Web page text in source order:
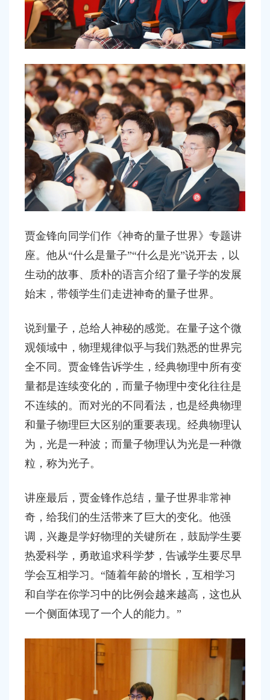
贾金锋向同学们作《神奇的量子世界》专题讲
座。他从“什么是量子”“什么是光”说开去，以
生动的故事、质朴的语言介绍了量子学的发展
始末，带领学生们走进神奇的量子世界。
说到量子，总给人神秘的感觉。在量子这个微
观领域中，物理规律似乎与我们熟悉的世界完
全不同。贾金锋告诉学生，经典物理中所有变
量都是连续变化的，而量子物理中变化往往是
不连续的。而对光的不同看法，也是经典物理
和量子物理巨大区别的重要表现。经典物理认
为，光是一种波；而量子物理认为光是一种微
粒，称为光子。
讲座最后，贾金锋作总结，量子世界非常神
奇，给我们的生活带来了巨大的变化。他强
调，兴趣是学好物理的关键所在，鼓励学生要
热爱科学，勇敢追求科学梦，告诫学生要尽早
学会互相学习。 “随着年龄的增长，互相学习
和自学在你学习中的比例会越来越高，这也从
一个侧面体现了一个人的能力。”